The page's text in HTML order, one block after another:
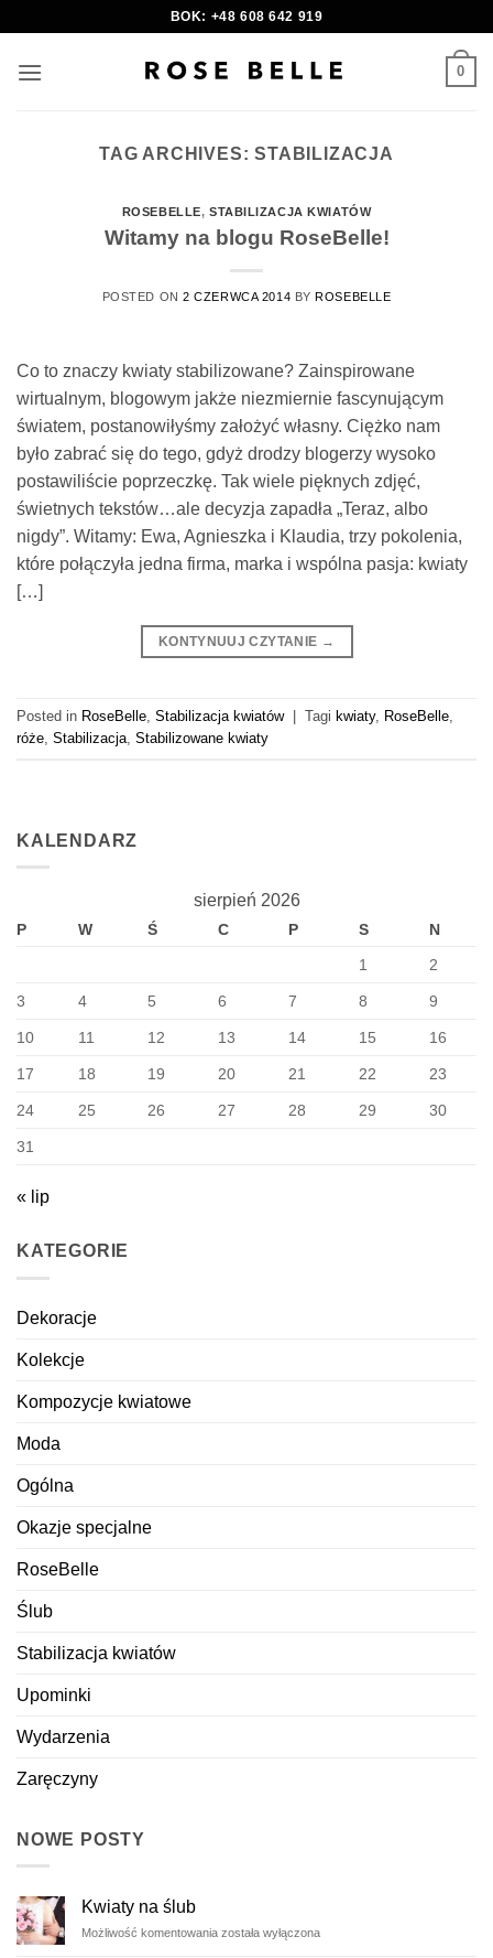
content
BOK: +48 608 642 919
0
TAG ARCHIVES:STABILIZACJA
ROSEBELLE, STABILIZACJA KWIATÓW
Witamy na blogu RoseBelle!
POSTED ON2 CZERWCA 2014 BYROSEBELLE
Co to znaczy kwiaty stabilizowane? Zainspirowane
wirtualnym, blogowym jakże niezmiernie fascynującym
światem, postanowiłyśmy założyć własny. Ciężko nam
było zabrać się do tego, gdyż drodzy blogerzy wysoko
postawiliście poprzeczkę. Tak wiele pięknych zdjęć,
świetnych tekstów…ale decyzja zapadła „Teraz, albo
nigdy”. Witamy: Ewa, Agnieszka i Klaudia, trzy pokolenia,
które połączyła jedna firma, marka i wspólna pasja: kwiaty
[…]
KONTYNUUJ CZYTANIE →
Posted in RoseBelle Stabilizacja kwiatów Tagi kwiaty, RoseBelle
róże Stabilizacja Stabilizowane kwiaty
KALENDARZ
sierpień 2026
P W Ś C P S
N
1
2
3 4 5 6 7 8 9
10 11 12 13 14 15 16
17 18 19 20 21 22 23
24 25 26 27 28 29 30
31
« lip
KATEGORIE
Dekoracje
Kolekcje
Kompozycje kwiatowe
Moda
Ogólna
Okazje specjalne
RoseBelle
Ślub
Stabilizacja kwiatów
Upominki
Wydarzenia
Zaręczyny
NOWE POSTY
Kwiaty na ślub
Możliwość komentowania Kwiaty
została wyłączona